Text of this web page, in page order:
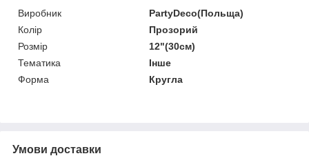
Виробник
PartyDeco(Польща)
Колір
Прозорий
Розмір
12"(30см)
Тематика
Інше
Форма
Кругла
Умови доставки